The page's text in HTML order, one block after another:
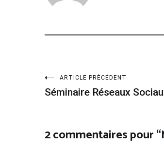
Navigation
l’article
ARTICLE PRÉCÉDENT
Séminaire Réseaux
2 commentaires pour “